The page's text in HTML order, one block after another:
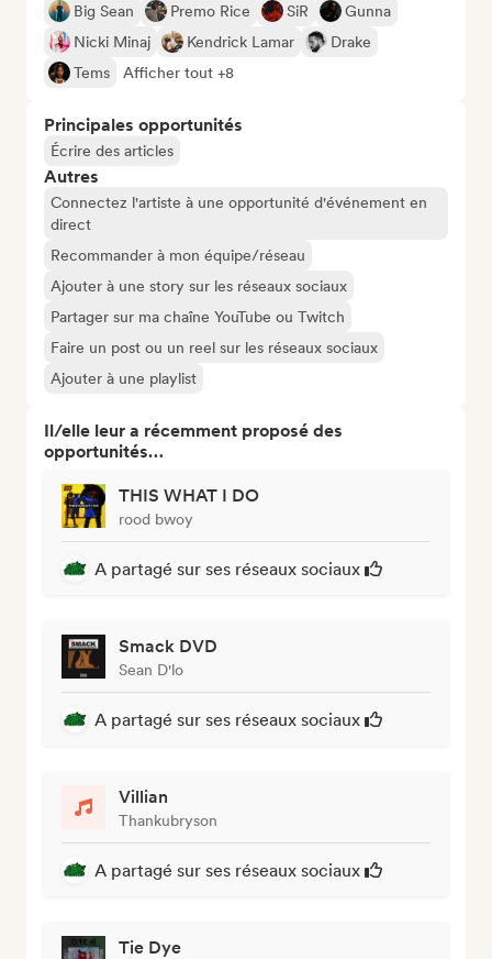
Big Sean Premo Rice SiR
Gunna
Nicki Minaj
Kendrick Lamar
Drake
Tems
Afficher tout +8
Principales opportunités
Écrire des articles
Autres
Connectez l'artiste à une opportunité d'événement en
direct
Recommander à mon équipe/réseau
Ajouter à une story sur les réseaux sociaux
Partager sur ma chaîne YouTube ou Twitch
Faire un post ou un reel sur les réseaux sociaux
Ajouter à une playlist
Il/elle leur a récemment proposé des
opportunités…
THIS WHAT I DO
rood bwoy
A partagé sur ses réseaux sociaux
Smack DVD
Sean D'lo
A partagé sur ses réseaux sociaux
Villian
Thankubryson
A partagé sur ses réseaux sociaux
Tie Dye